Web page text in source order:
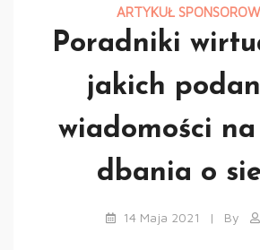
ARTYKUŁ
Poradniki
jakich
wiadomości
dbania o
14 Maja 2021 By